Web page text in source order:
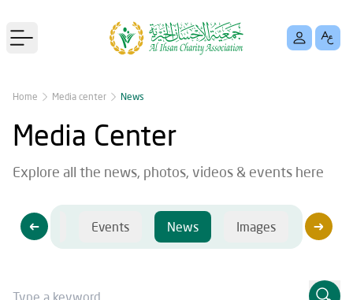
Open main menu
Home Media center News
Media Center
Explore all the news, photos, videos & events here
Videos Events News Images Videos